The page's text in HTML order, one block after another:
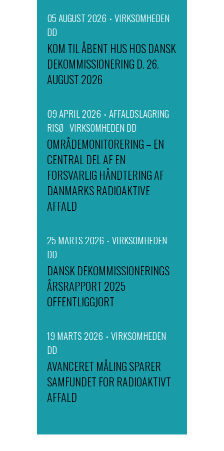
05 AUGUST 2026
VIRKSOMHEDEN
DD
KOM TIL ÅBENT HUS HOS DANSK
DEKOMMISSIONERING D. 26.
AUGUST 2026
09 APRIL 2026
AFFALDSLAGRING
RISØ VIRKSOMHEDEN DD
OMRÅDEMONITORERING – EN
CENTRAL DEL AF EN
FORSVARLIG HÅNDTERING AF
DANMARKS RADIOAKTIVE
AFFALD
25 MARTS 2026
VIRKSOMHEDEN
DD
DANSK DEKOMMISSIONERINGS
ÅRSRAPPORT 2025
OFFENTLIGGJORT
19 MARTS 2026
VIRKSOMHEDEN
DD
AVANCERET MÅLING SPARER
SAMFUNDET FOR RADIOAKTIVT
AFFALD